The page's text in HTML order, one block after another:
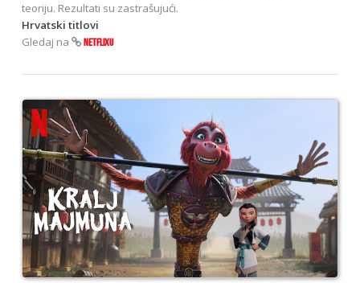
teoriju. Rezultati su zastrašujući.
Hrvatski titlovi
Gledaj na
NETFLIXU